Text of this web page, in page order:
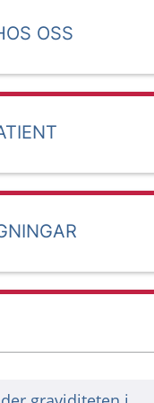
OSS